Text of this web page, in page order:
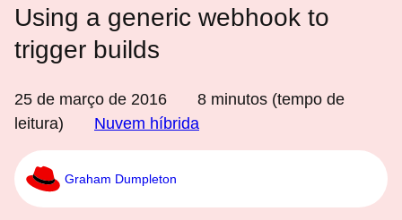
Using a generic webhook to
trigger builds
25 de março de 2016 8 minutos (tempo de
leitura)
Nuvem híbrida
Graham Dumpleton